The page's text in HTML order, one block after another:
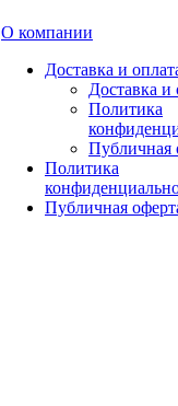
О компании
Доставка и
Доставка и
Политика
Публичная
Политика
Публичная